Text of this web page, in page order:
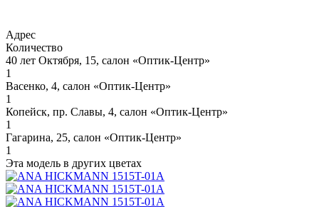
Адрес
Количество
40 лет Октября, 15, салон «Оптик-Центр»
1
Васенко, 4, салон «Оптик-Центр»
1
Копейск, пр. Славы, 4, салон «Оптик-Центр»
1
Гагарина, 25, салон «Оптик-Центр»
1
Эта модель в других цветах